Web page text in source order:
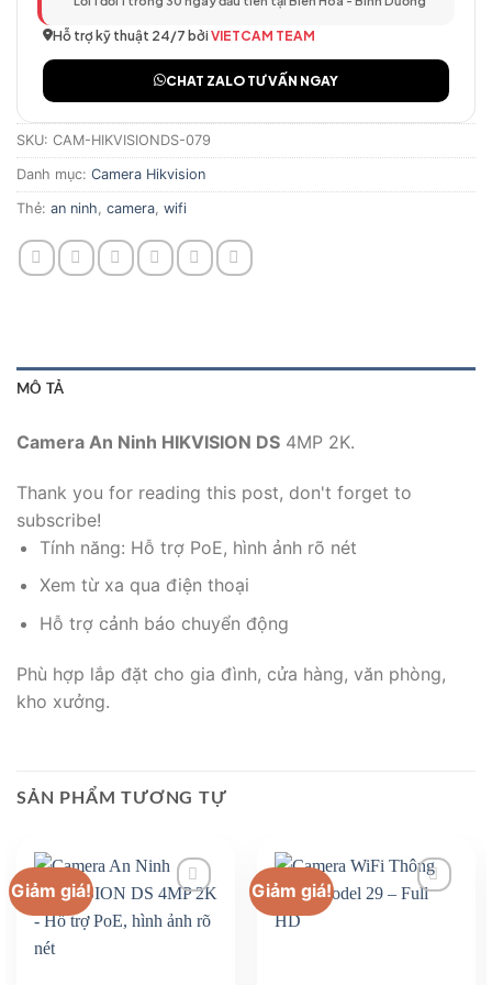
Hỗ trợ kỹ thuật 24/7 bởi VIETCAM TEAM
CHAT ZALO TƯ VẤN NGAY
SKU: CAM-HIKVISIONDS-079
Danh mục: Camera Hikvision
Thẻ: an ninh camera wifi
MÔ TẢ
Camera An Ninh HIKVISION DS 4MP 2K.
Thank you for reading this post, don't forget to
subscribe!
Tính năng: Hỗ trợ PoE, hình ảnh rõ nét
Xem từ xa qua điện thoại
Hỗ trợ cảnh báo chuyển động
Phù hợp lắp đặt cho gia đình, cửa hàng, văn phòng,
kho xưởng.
SẢN PHẨM TƯƠNG TỰ
Giảm giá! Giảm giá!